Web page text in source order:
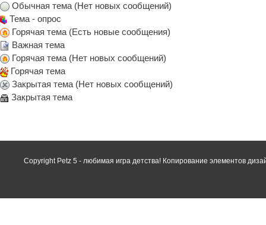
Обычная тема (Нет новых сообщений)
Тема - опрос
Горячая тема (Есть новые сообщения)
Важная тема
Горячая тема (Нет новых сообщений)
Горячая тема
Закрытая тема (Нет новых сообщений)
Закрытая тема
Copyright Petz 5 - любимая игра детства! Копирование элементов